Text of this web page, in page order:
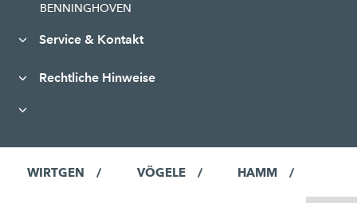
BENNINGHOVEN
Service & Kontakt
Rechtliche Hinweise
WIRTGEN VÖGELE HAMM